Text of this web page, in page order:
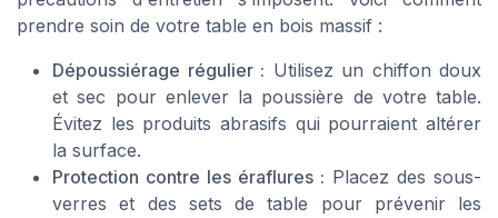
prendre soin de votre table en bois massif :
Dépoussiérage régulier : Utilisez un chiffon doux
et sec pour enlever la poussière de votre table.
Évitez les produits abrasifs qui pourraient altérer
la surface.
Protection contre les éraflures : Placez des sous-
verres et des sets de table pour prévenir les